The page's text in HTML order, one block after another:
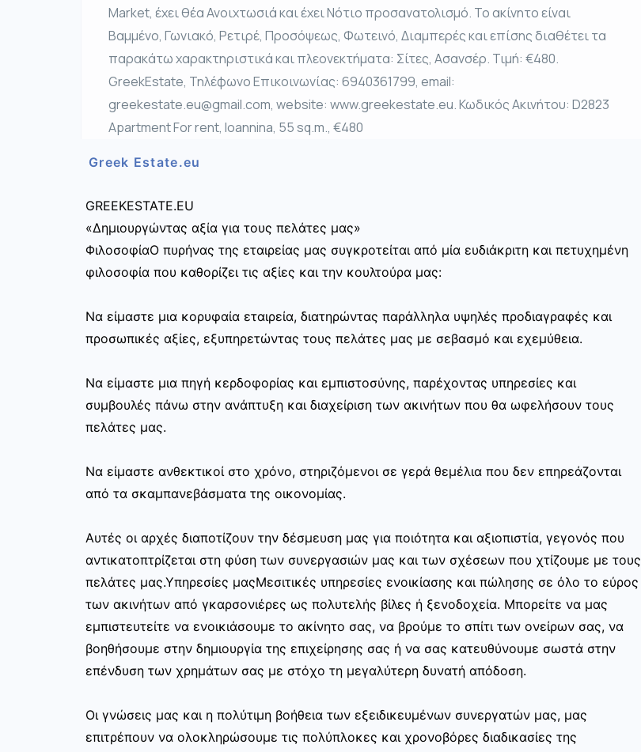
Market, έχει θέα Ανοιχτωσιά και έχει Νότιο προσανατολισμό. Το ακίνητο είναι
Βαμμένο, Γωνιακό, Ρετιρέ, Προσόψεως, Φωτεινό, Διαμπερές και επίσης διαθέτει τα
παρακάτω χαρακτηριστικά και πλεονεκτήματα: Σίτες, Ασανσέρ. Τιμή: €480.
GreekEstate, Τηλέφωνο Επικοινωνίας: 6940361799, email:
greekestate.eu@gmail.com, website: www.greekestate.eu. Κωδικός Ακινήτου: D2823
Apartment For rent, Ioannina, 55 sq.m., €480
Greek Estate.eu
GREEKESTATE.EU
«Δημιουργώντας αξία για τους πελάτες μας»
ΦιλοσοφίαΟ πυρήνας της εταιρείας μας συγκροτείται από μία ευδιάκριτη και πετυχημένη
φιλοσοφία που καθορίζει τις αξίες και την κουλτούρα μας:
Να είμαστε μια κορυφαία εταιρεία, διατηρώντας παράλληλα υψηλές προδιαγραφές και
προσωπικές αξίες, εξυπηρετώντας τους πελάτες μας με σεβασμό και εχεμύθεια.
Να είμαστε μια πηγή κερδοφορίας και εμπιστοσύνης, παρέχοντας υπηρεσίες και
συμβουλές πάνω στην ανάπτυξη και διαχείριση των ακινήτων που θα ωφελήσουν τους
πελάτες μας.
Να είμαστε ανθεκτικοί στο χρόνο, στηριζόμενοι σε γερά θεμέλια που δεν επηρεάζονται
από τα σκαμπανεβάσματα της οικονομίας.
Αυτές οι αρχές διαποτίζουν την δέσμευση μας για ποιότητα και αξιοπιστία, γεγονός που
αντικατοπτρίζεται στη φύση των συνεργασιών μας και των σχέσεων που χτίζουμε με τους
πελάτες μας.Υπηρεσίες μαςΜεσιτικές υπηρεσίες ενοικίασης και πώλησης σε όλο το εύρος
των ακινήτων από γκαρσονιέρες ως πολυτελής βίλες ή ξενοδοχεία. Μπορείτε να μας
εμπιστευτείτε να ενοικιάσουμε το ακίνητο σας, να βρούμε το σπίτι των ονείρων σας, να
βοηθήσουμε στην δημιουργία της επιχείρησης σας ή να σας κατευθύνουμε σωστά στην
επένδυση των χρημάτων σας με στόχο τη μεγαλύτερη δυνατή απόδοση.
Οι γνώσεις μας και η πολύτιμη βοήθεια των εξειδικευμένων συνεργατών μας, μας
επιτρέπουν να ολοκληρώσουμε τις πολύπλοκες και χρονοβόρες διαδικασίες της